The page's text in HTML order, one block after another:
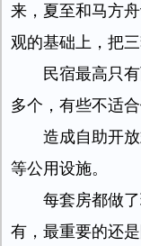
来，夏至和马方
观的基础上，把
民宿最高只
多个，有些不适
造成自助开
等公用设施。
每套房都做
有，最重要的还